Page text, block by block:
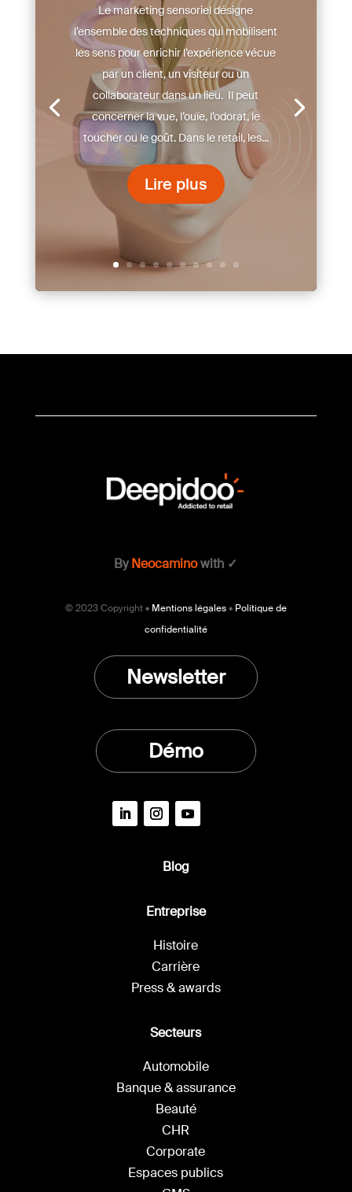
Le marketing sensoriel désigne
l’ensemble des techniques qui mobilisent
les sens pour enrichir l’expérience vécue
par un client, un visiteur ou un
collaborateur dans un lieu. Il peut
concerner la vue, l’ouïe, l’odorat, le
toucher ou le goût. Dans le retail, les...
Lire plus
ByNeocaminowith ✓
© 2023 Copyright • Mentions légales• Politique de
confidentialité
Secteurs
Automobile
Banque & assurance
Beauté
CHR
Corporate
Espaces publics
Entreprise
Histoire
Carrière
Press & awards
Blog
Newsletter
Démo